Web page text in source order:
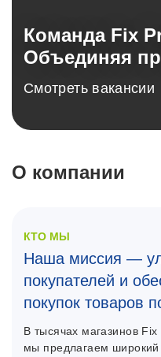
Команда Fix
Объединяя
Смотреть вакансии
О компании
КТО МЫ
Наша миссия —
покупателей и
покупок товаров
В тысячах магазинов
мы предлагаем широкий